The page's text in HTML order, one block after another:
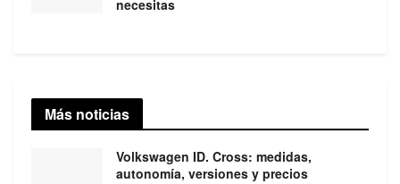
necesitas
Más noticias
Volkswagen ID. Cross: medidas,
autonomía, versiones y precios